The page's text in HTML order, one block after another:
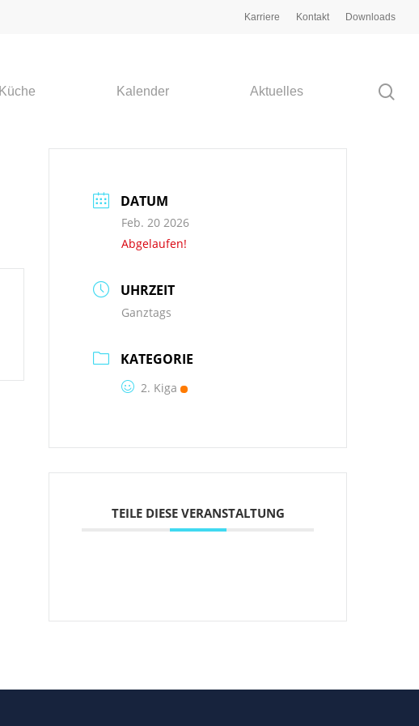
Karriere Kontakt Downloads
Küche Kalender Aktuelles
DATUM
Feb. 20 2026
Abgelaufen!
UHRZEIT
Ganztags
KATEGORIE
2. Kiga
TEILE DIESE VERANSTALTUNG